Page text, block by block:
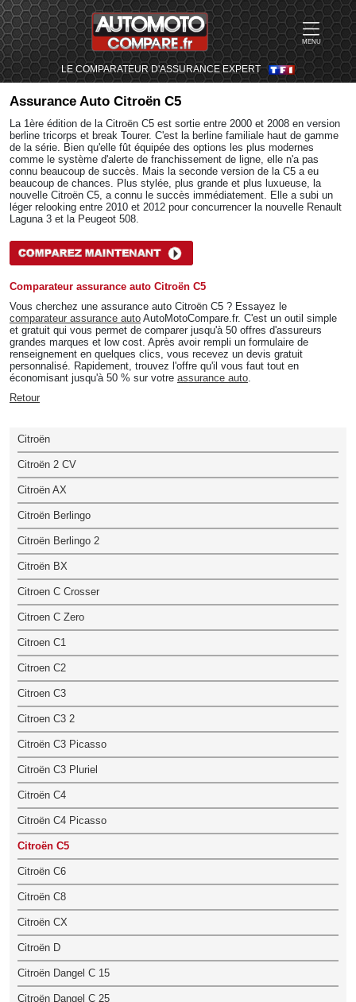
MENU
LE COMPARATEUR D'ASSURANCE EXPERT
Assurance Auto Citroën C5
La 1ère édition de la Citroën C5 est sortie entre 2000 et 2008 en version
berline tricorps et break Tourer. C'est la berline familiale haut de gamme
de la série. Bien qu'elle fût équipée des options les plus modernes
comme le système d'alerte de franchissement de ligne, elle n'a pas
connu beaucoup de succès. Mais la seconde version de la C5 a eu
beaucoup de chances. Plus stylée, plus grande et plus luxueuse, la
nouvelle Citroën C5, a connu le succès immédiatement. Elle a subi un
léger relooking entre 2010 et 2012 pour concurrencer la nouvelle Renault
Laguna 3 et la Peugeot 508.
Comparateur assurance auto Citroën C5
Vous cherchez une assurance auto Citroën C5 ? Essayez le
comparateur assurance auto AutoMotoCompare.fr. C'est un outil simple
et gratuit qui vous permet de comparer jusqu'à 50 offres d'assureurs
grandes marques et low cost. Après avoir rempli un formulaire de
renseignement en quelques clics, vous recevez un devis gratuit
personnalisé. Rapidement, trouvez l'offre qu'il vous faut tout en
économisant jusqu'à 50 % sur votre assurance auto.
Retour
Citroën
Citroën 2 CV
Citroën AX
Citroën Berlingo
Citroën Berlingo 2
Citroën BX
Citroen C Crosser
Citroen C Zero
Citroen C1
Citroen C2
Citroen C3
Citroen C3 2
Citroën C3 Picasso
Citroën C3 Pluriel
Citroën C4
Citroën C4 Picasso
Citroën C5
Citroën C6
Citroën C8
Citroën CX
Citroën D
Citroën Dangel C 15
Citroën Dangel C 25